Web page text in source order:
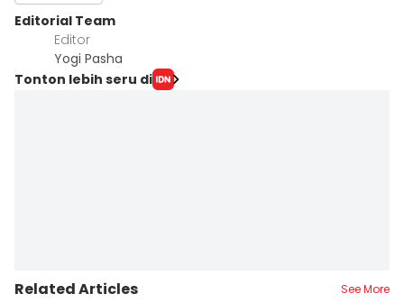
Editorial Team
Editor
Yogi Pasha
Tonton lebih seru di
Related Articles See More